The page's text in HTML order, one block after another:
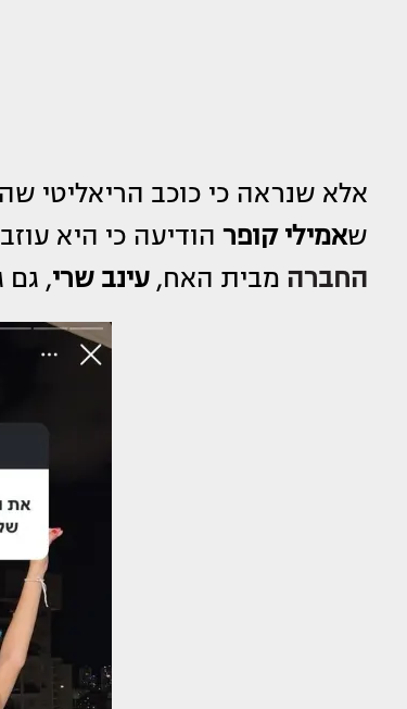
אלא שנראה כי כוכב הריאליטי
שאמילי קופר הודיעה כי היא
החברה מבית האח,עינב שרי, גם